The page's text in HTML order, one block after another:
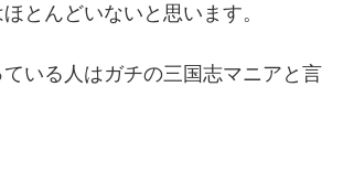
とんどいないと思います。
いる人はガチの三国志マニアと言